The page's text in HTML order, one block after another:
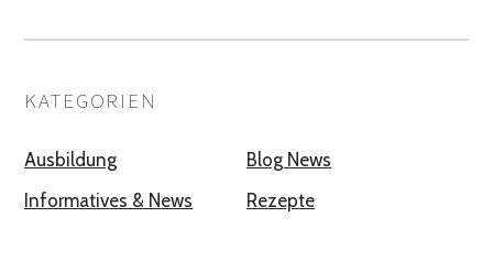
KATEGORIEN
Ausbildung
Blog News
Informatives & News
Rezepte